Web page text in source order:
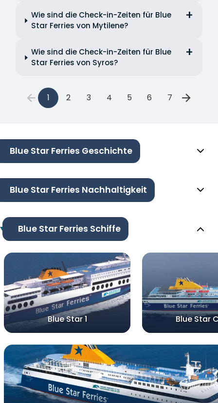
Wie sind die Check-in-Zeiten für Blue
Star Ferries von Mytilene?
Wie sind die Check-in-Zeiten für Blue
Star Ferries von Syros?
1 2 3 4 5 6 7
Blue Star Ferries Geschichte
Blue Star Ferries Nachhaltigkeit
Blue Star Ferries Schiffe
Blue Star 1 Blue Star